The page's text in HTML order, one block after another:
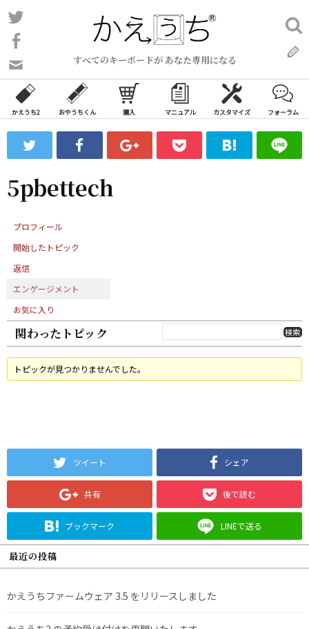
コ
ン
ン
ツ
ス
ッ
プ
すべてのキーボードが あなた専用になる
い
合
わ
フ
ォ
ム
検
索:
かえうち2 おやうちくん 購入 マニュアル カスタマイズ フォーラム
5pbettech
プロフィール
開始したトピック
返信
エンゲージメント
お気に入り
関わったトピック
トピックが見つかりませんでした。
ツイート シェア
共有 後で読む
ブックマーク LINEで送る
最近の投稿
かえうちファームウェア 3.5 をリリースしました